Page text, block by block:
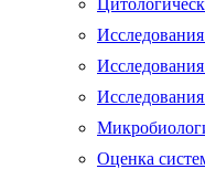
Исследования
Оценка